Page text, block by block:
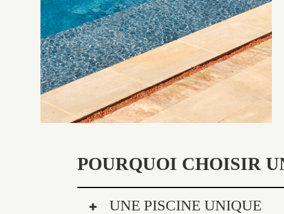
POURQUOI CHOISIR
UNE PISCINE UNIQUE